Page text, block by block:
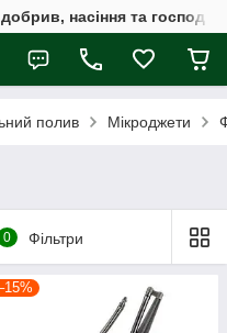
насіння та
полив Мікроджети
0 Фільтри